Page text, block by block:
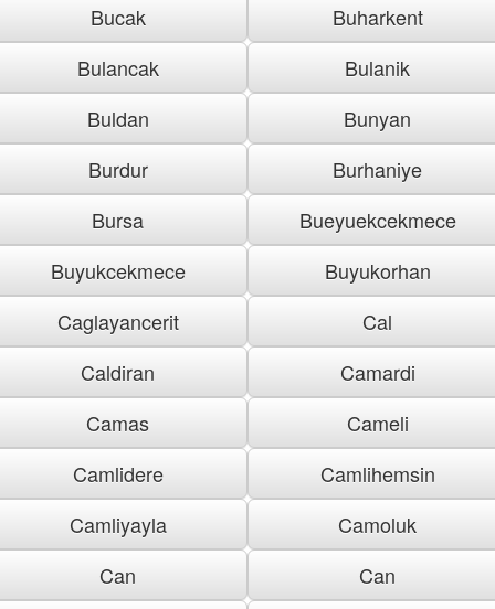
Bucak
Buharkent
Bulancak
Bulanik
Buldan
Bunyan
Burdur
Burhaniye
Bursa
Bueyuekcekmece
Buyukcekmece
Buyukorhan
Caglayancerit
Cal
Caldiran
Camardi
Camas
Cameli
Camlidere
Camlihemsin
Camliyayla
Camoluk
Can
Can